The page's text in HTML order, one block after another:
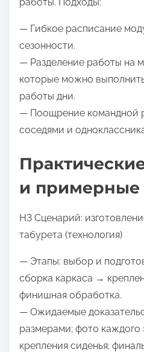
— Гибкое расписание
сезонности.
— Разделение работы на
которые можно
работы дни.
— Поощрение командной
соседями и
и примерные
H3 Сценарий:
табурета (технология)
— Этапы: выбор и
сборка каркаса →
финишная обработка.
— Ожидаемые
размерами; фото каждого
крепления сиденья;